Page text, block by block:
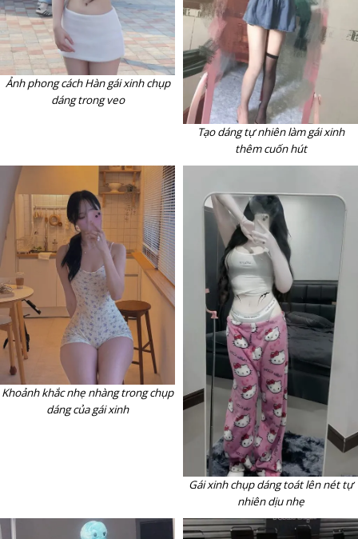
Ảnh phong cách Hàn gái xinh chụp
dáng trong veo
Tạo dáng tự nhiên làm gái xinh
thêm cuốn hút
Khoảnh khắc nhẹ nhàng trong chụp
dáng của gái xinh
Gái xinh chụp dáng toát lên nét tự
nhiên dịu nhẹ